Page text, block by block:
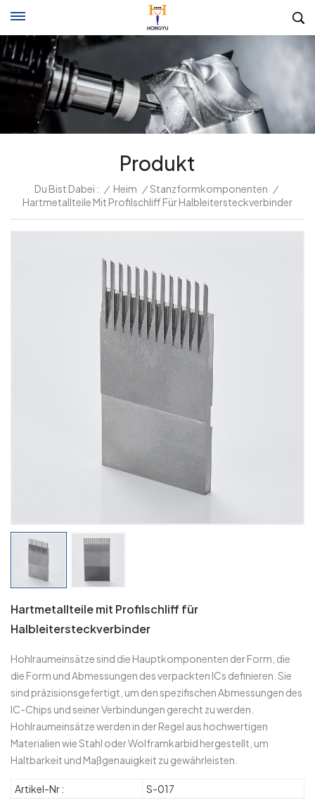
Produkt
Du Bist Dabei : / Heim / Stanzformkomponenten /
Hartmetallteile Mit Profilschliff Für Halbleitersteckverbinder
Hartmetallteile mit Profilschliff für
Halbleitersteckverbinder
Hohlraumeinsätze sind die Hauptkomponenten der Form, die
die Form und Abmessungen des verpackten ICs definieren. Sie
sind präzisionsgefertigt, um den spezifischen Abmessungen des
IC-Chips und seiner Verbindungen gerecht zu werden.
Hohlraumeinsätze werden in der Regel aus hochwertigen
Materialien wie Stahl oder Wolframkarbid hergestellt, um
Haltbarkeit und Maßgenauigkeit zu gewährleisten.
Artikel-Nr :
S-017